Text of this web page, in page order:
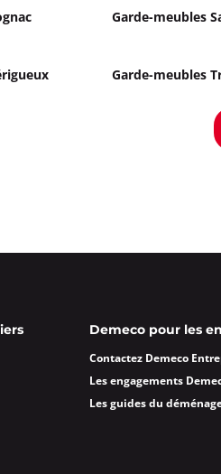
Garde-meubles
Garde-meubles
Demeco pour les
Contactez Demeco
Les engagements
Les guides du